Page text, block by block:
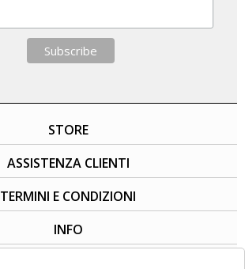
STORE
ASSISTENZA CLIENTI
TERMINI E CONDIZIONI
INFO